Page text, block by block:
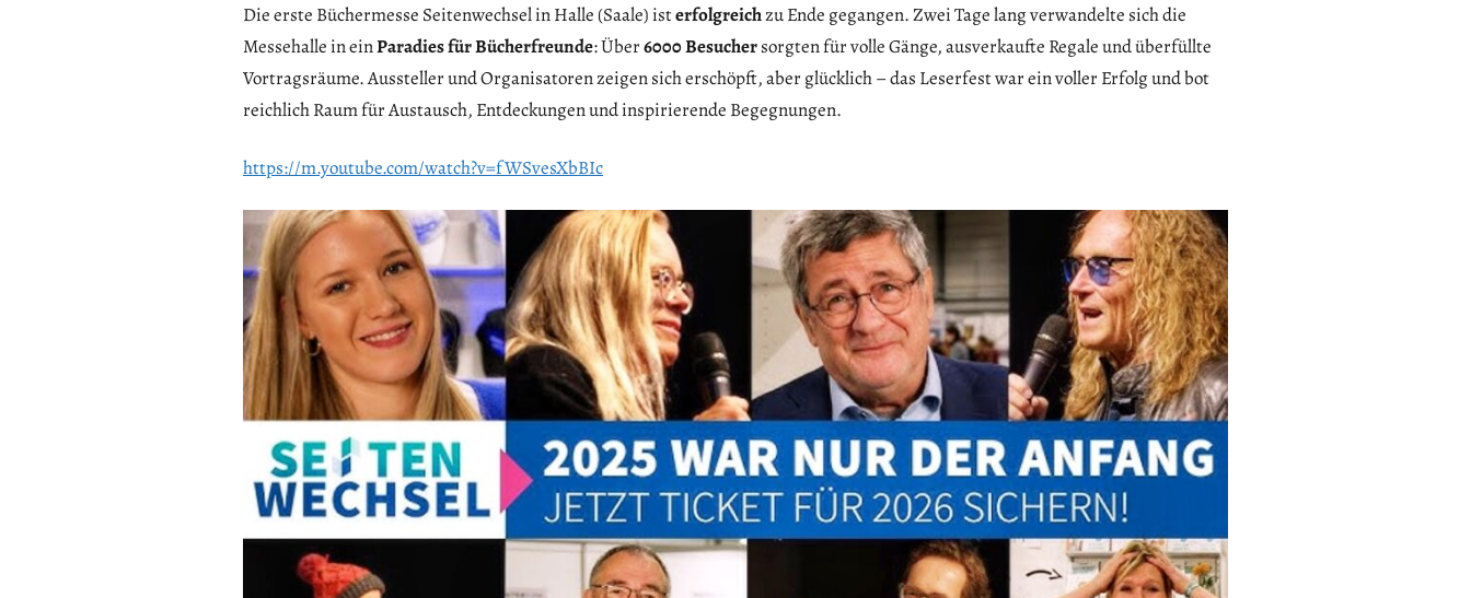
Die erste Büchermesse Seitenwechsel in Halle (Saale) isterfolgreichzu Ende gegangen. Zwei Tage lang verwandelte sich die
Messehalle in einParadies für Bücherfreunde: Über6000 Besuchersorgten für volle Gänge, ausverkaufte Regale und überfüllte
Vortragsräume. Aussteller und Organisatoren zeigen sich erschöpft, aber glücklich – das Leserfest war ein voller Erfolg und bot
reichlich Raum für Austausch, Entdeckungen und inspirierende Begegnungen.
https://m.youtube.com/watch?v=fWSvesXbBIc